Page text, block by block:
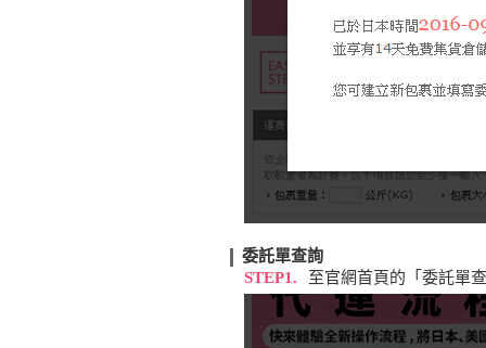
委託單查詢
STEP1.
至官網首頁的「委託單